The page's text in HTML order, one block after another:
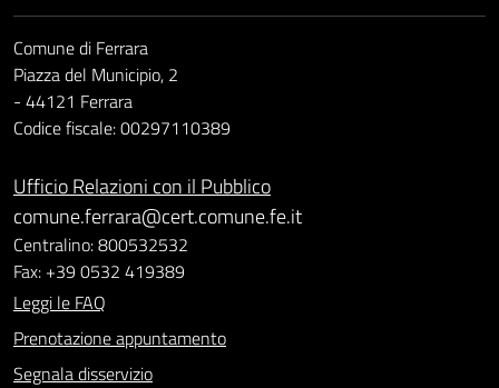
Comune di Ferrara
Piazza del Municipio, 2
- 44121 Ferrara
Codice fiscale: 00297110389
Ufficio Relazioni con il Pubblico
comune.ferrara@cert.comune.fe.it
Centralino: 800532532
Fax: +39 0532 419389
Leggi le FAQ
Prenotazione appuntamento
Segnala disservizio